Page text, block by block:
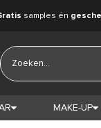
samples én
MAKE-UP